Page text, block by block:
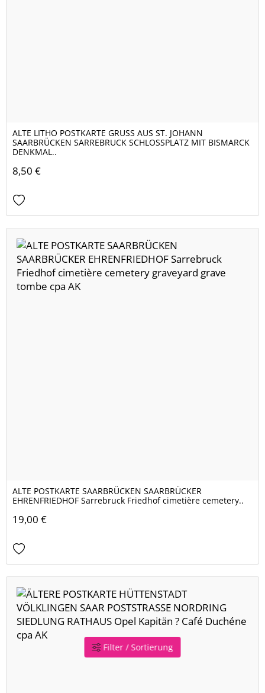
Filter / Sortierung
ALTE LITHO POSTKARTE GRUSS AUS ST. JOHANN
SAARBRÜCKEN SARREBRUCK SCHLOSSPLATZ MIT BISMARCK
DENKMAL..
8,50 €
ALTE POSTKARTE SAARBRÜCKEN SAARBRÜCKER
EHRENFRIEDHOF Sarrebruck Friedhof cimetière cemetery..
19,00 €